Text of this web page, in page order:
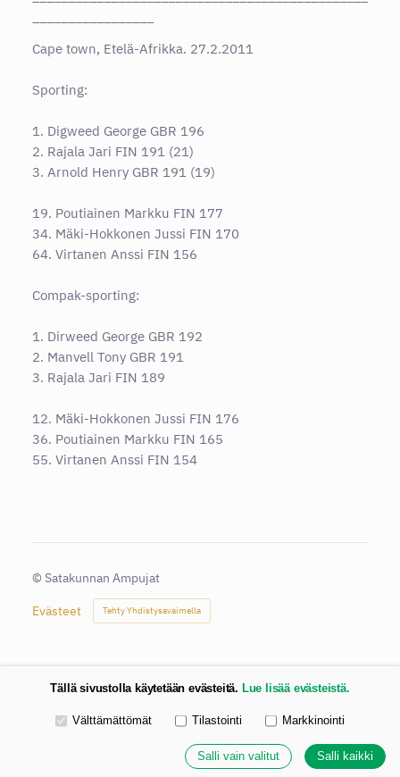
Cape town, Etelä-Afrikka. 27.2.2011
Sporting:
1. Digweed George GBR 196
2. Rajala Jari FIN 191 (21)
3. Arnold Henry GBR 191 (19)
19. Poutiainen Markku FIN 177
34. Mäki-Hokkonen Jussi FIN 170
64. Virtanen Anssi FIN 156
Compak-sporting:
1. Dirweed George GBR 192
2. Manvell Tony GBR 191
3. Rajala Jari FIN 189
12. Mäki-Hokkonen Jussi FIN 176
36. Poutiainen Markku FIN 165
55. Virtanen Anssi FIN 154
© Satakunnan Ampujat
Evästeet Tehty Yhdistysavaimella
Tällä sivustolla käytetään evästeitä. Lue lisää evästeistä.
Valitse käytettävät evästeet
Välttämättömät Tilastointi Markkinointi
Salli vain valitut Salli kaikki